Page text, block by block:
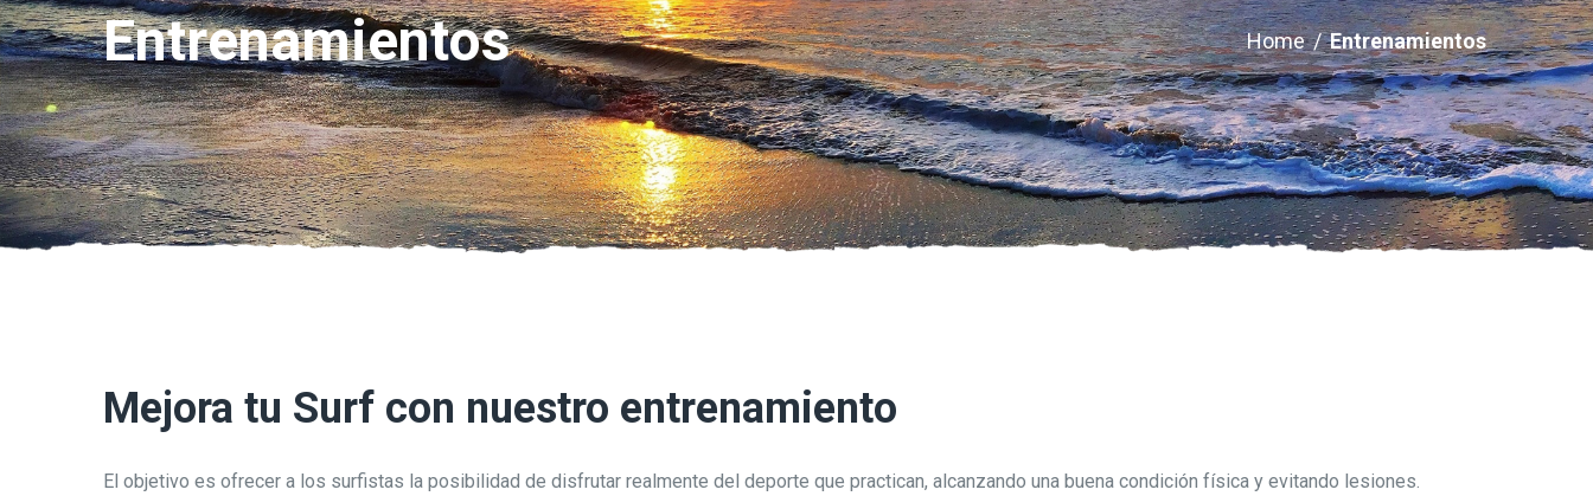
Entrenamientos Home/Entrenamientos
Mejora tu Surf con nuestro entrenamiento
El objetivo es ofrecer a los surfistas la posibilidad de disfrutar realmente del deporte que practican, alcanzando una buena condición física y evitando lesiones.